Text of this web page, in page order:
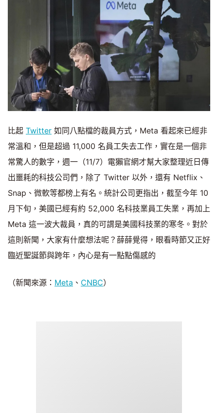
比起 Twitter 如同八點檔的裁員方式，Meta 看起來已經非
常溫和，但是超過 11,000 名員工失去工作，實在是一個非
常驚人的數字，週一（11/7）電獺官網才幫大家整理近日傳
出噩耗的科技公司們，除了 Twitter 以外，還有 Netflix、
Snap、微軟等都榜上有名。統計公司更指出，截至今年 10
月下旬，美國已經有約 52,000 名科技業員工失業，再加上
Meta 這一波大裁員，真的可謂是美國科技業的寒冬。對於
這則新聞，大家有什麼想法呢？薛薛覺得，眼看時節又正好
臨近聖誕節與跨年，內心是有一點點傷感的
（新聞來源： Meta 、 CNBC）